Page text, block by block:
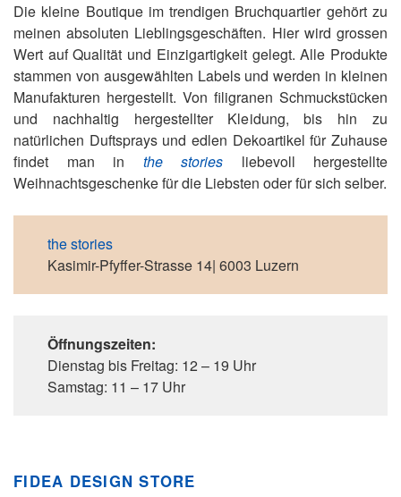
Die kleine Boutique im trendigen Bruchquartier gehört zu
meinen absoluten Lieblingsgeschäften. Hier wird grossen
Wert auf Qualität und Einzigartigkeit gelegt. Alle Produkte
stammen von ausgewählten Labels und werden in kleinen
Manufakturen hergestellt. Von filigranen Schmuckstücken
und nachhaltig hergestellter Kleidung, bis hin zu
natürlichen Duftsprays und edlen Dekoartikel für Zuhause
findet man in the stories liebevoll hergestellte
Weihnachtsgeschenke für die Liebsten oder für sich selber.
the stories
Kasimir-Pfyffer-Strasse 14| 6003 Luzern
Öffnungszeiten:
Dienstag bis Freitag: 12 – 19 Uhr
Samstag: 11 – 17 Uhr
FIDEA DESIGN STORE